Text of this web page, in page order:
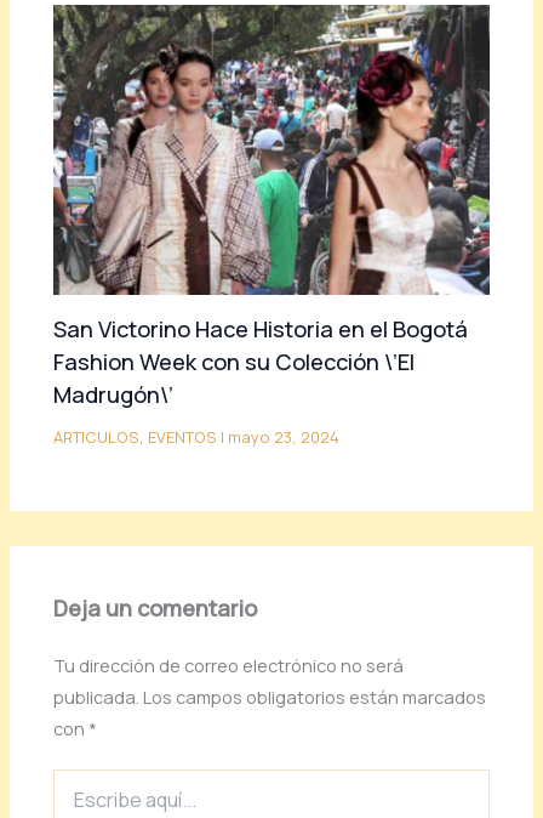
San Victorino Hace Historia en el Bogotá
Fashion Week con su Colección \’El
Madrugón\’
ARTICULOS, EVENTOS | mayo 23, 2024
Deja un comentario
Tu dirección de correo electrónico no será
publicada. Los campos obligatorios están marcados
con *
aquí...